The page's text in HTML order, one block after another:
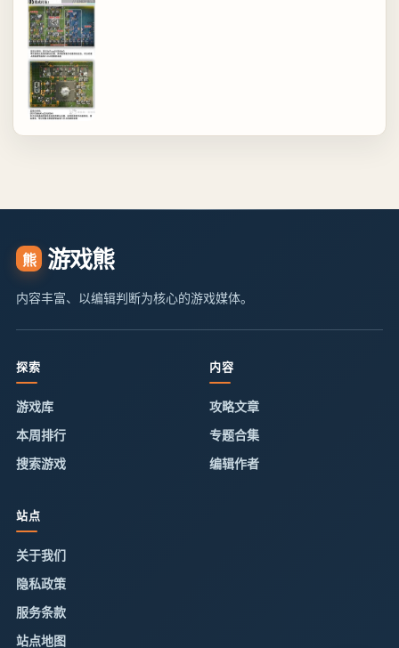
熊 游戏熊
内容丰富、以编辑判断为核心的游戏媒体。
探索
游戏库
本周排行
搜索游戏
内容
攻略文章
专题合集
编辑作者
站点
关于我们
隐私政策
服务条款
站点地图